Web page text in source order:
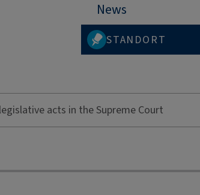
News
STANDORT
acts in the Supreme Court